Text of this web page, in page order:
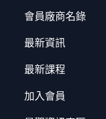
會員廠商名錄
最新資訊
最新課程
加入會員